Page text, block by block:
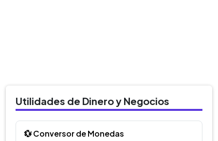
Utilidades de Dinero y Negocios
💱 Conversor de Monedas